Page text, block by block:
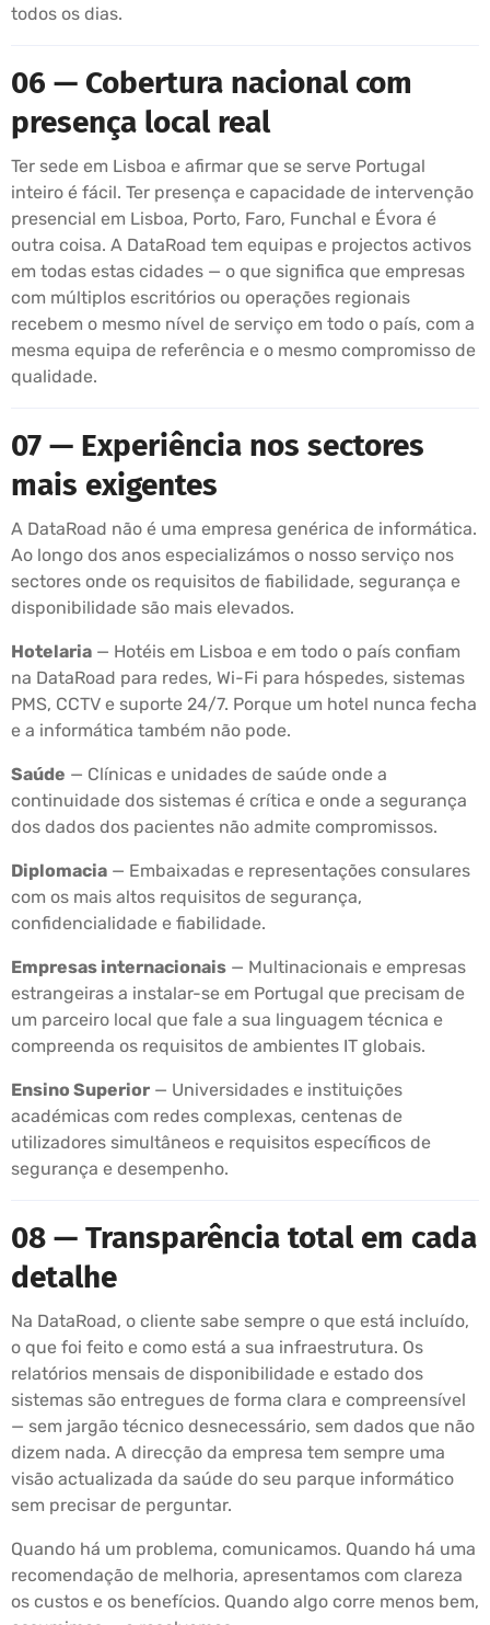
todos os dias.
06 — Cobertura nacional com
presença local real
Ter sede em Lisboa e afirmar que se serve Portugal
inteiro é fácil. Ter presença e capacidade de intervenção
presencial em Lisboa, Porto, Faro, Funchal e Évora é
outra coisa. A DataRoad tem equipas e projectos activos
em todas estas cidades — o que significa que empresas
com múltiplos escritórios ou operações regionais
recebem o mesmo nível de serviço em todo o país, com a
mesma equipa de referência e o mesmo compromisso de
qualidade.
07 — Experiência nos sectores
mais exigentes
A DataRoad não é uma empresa genérica de informática.
Ao longo dos anos especializámos o nosso serviço nos
sectores onde os requisitos de fiabilidade, segurança e
disponibilidade são mais elevados.
Hotelaria — Hotéis em Lisboa e em todo o país confiam
na DataRoad para redes, Wi-Fi para hóspedes, sistemas
PMS, CCTV e suporte 24/7. Porque um hotel nunca fecha
e a informática também não pode.
Saúde — Clínicas e unidades de saúde onde a
continuidade dos sistemas é crítica e onde a segurança
dos dados dos pacientes não admite compromissos.
Diplomacia — Embaixadas e representações consulares
com os mais altos requisitos de segurança,
confidencialidade e fiabilidade.
Empresas internacionais — Multinacionais e empresas
estrangeiras a instalar-se em Portugal que precisam de
um parceiro local que fale a sua linguagem técnica e
compreenda os requisitos de ambientes IT globais.
Ensino Superior — Universidades e instituições
académicas com redes complexas, centenas de
utilizadores simultâneos e requisitos específicos de
segurança e desempenho.
08 — Transparência total em cada
detalhe
Na DataRoad, o cliente sabe sempre o que está incluído,
o que foi feito e como está a sua infraestrutura. Os
relatórios mensais de disponibilidade e estado dos
sistemas são entregues de forma clara e compreensível
— sem jargão técnico desnecessário, sem dados que não
dizem nada. A direcção da empresa tem sempre uma
visão actualizada da saúde do seu parque informático
sem precisar de perguntar.
Quando há um problema, comunicamos. Quando há uma
recomendação de melhoria, apresentamos com clareza
os custos e os benefícios. Quando algo corre menos bem,